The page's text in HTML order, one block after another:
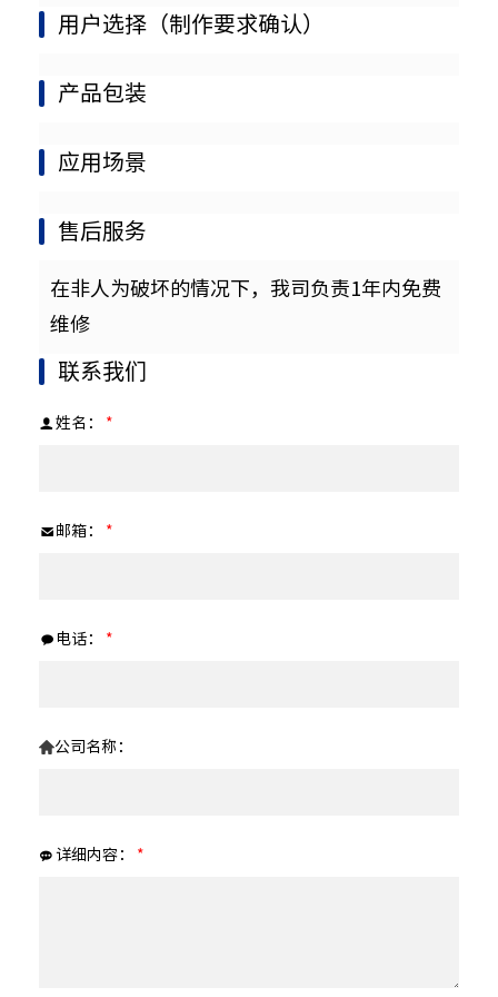
用户选择（制作要求确认）
产品包装
应用场景
售后服务
在非人为破坏的情况下，我司负责1年内免费
维修
联系我们
姓名： *
邮箱： *
电话： *
公司名称：
详细内容： *